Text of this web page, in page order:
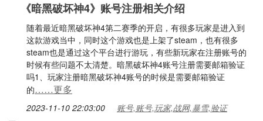
《暗黑破坏神4》账号注册相关介绍
随着最近暗黑破坏神4第二赛季的开启，有很多玩家是进入到
这款游戏当中，同时这个游戏也是上架了steam，也有很多
steam也是通过这个平台进行游玩，有些新玩家在注册账号的
时候有些问题不太清楚。暗黑破坏神4账号注册需要邮箱验证
吗1、玩家注册暗黑破坏神4账号的时候是需要邮箱验证
的……更多
2023-11-10 22:03:00 账号,账号,玩家,战网,暴雪,验证